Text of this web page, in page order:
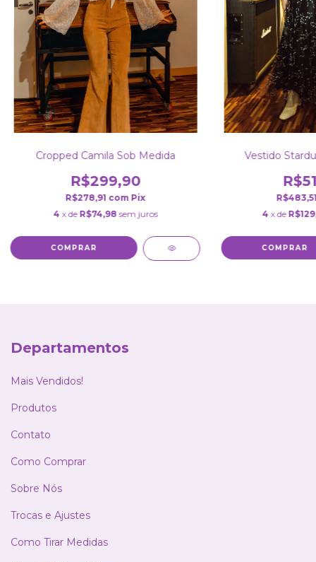
Cropped Camila Sob Medida
R$299,90
R$278,91 com Pix
4 x de R$74,98 sem juros
COMPRAR
Vestido
4 x de
COMPRAR
Departamentos
Mais Vendidos!
Produtos
Contato
Como Comprar
Sobre Nós
Trocas e Ajustes
Como Tirar Medidas